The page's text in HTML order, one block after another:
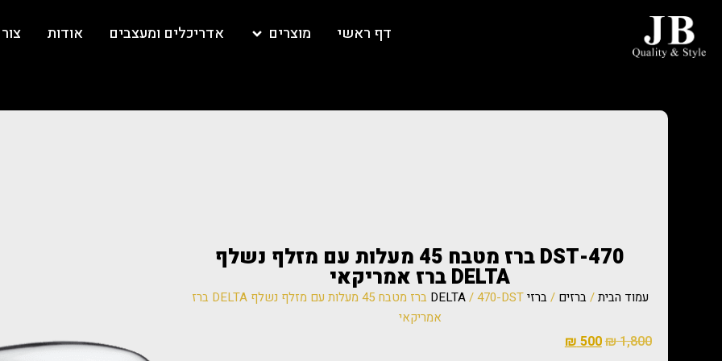
דף ראשי מוצרים אדריכלים ומעצבים אודות
470-DST ברז מטבח 45 מעלות עם מזלף נשלף
DELTA ברז אמריקאי
עמוד הבית/ברזים /ברזי DELTA
/ 470-DST ברז מטבח 45 מעלות עם מזלף נשלף DELTA ברז
אמריקאי
₪1,800
₪500